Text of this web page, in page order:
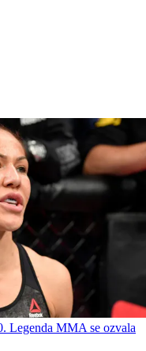
Legenda MMA se ozvala